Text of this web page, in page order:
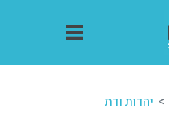
יהדות ודת